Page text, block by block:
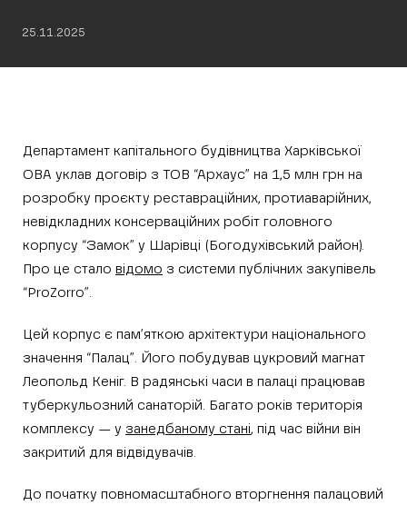
25.11.2025
Департамент капітального будівництва Харківської
ОВА уклав договір з ТОВ “Архаус” на 1,5 млн грн на
розробку проєкту реставраційних, протиаварійних,
невідкладних консерваційних робіт головного
корпусу “Замок” у Шарівці (Богодухівський район).
Про це стало відомо з системи публічних закупівель
“ProZorro”.
Цей корпус є пам’яткою архітектури національного
значення “Палац”. Його побудував цукровий магнат
Леопольд Кеніг. В радянські часи в палаці працював
туберкульозний санаторій. Багато років територія
комплексу — у занедбаному стані, під час війни він
закритий для відвідувачів.
До початку повномасштабного вторгнення палацовий